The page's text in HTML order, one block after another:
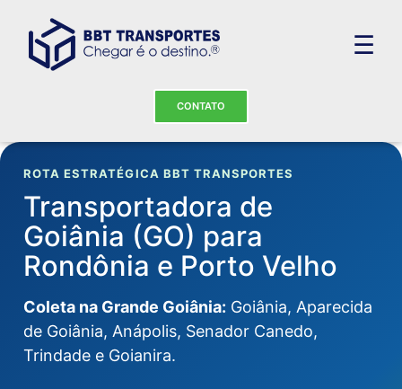
☰
CONTATO
ROTA ESTRATÉGICA BBT TRANSPORTES
Transportadora de
Goiânia (GO) para
Rondônia e Porto Velho
Coleta na Grande Goiânia: Goiânia, Aparecida
de Goiânia, Anápolis, Senador Canedo,
Trindade e Goianira.